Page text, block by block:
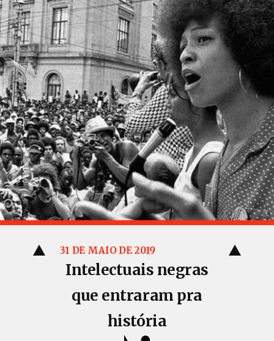
31 DE MAIO DE 2019
Intelectuais negras
que entraram pra
história